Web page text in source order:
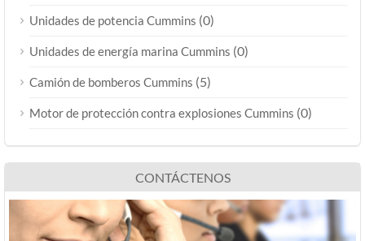
Unidades de potencia Cummins (0)
Unidades de energía marina Cummins (0)
Camión de bomberos Cummins (5)
Motor de protección contra explosiones Cummins (0)
CONTÁCTENOS